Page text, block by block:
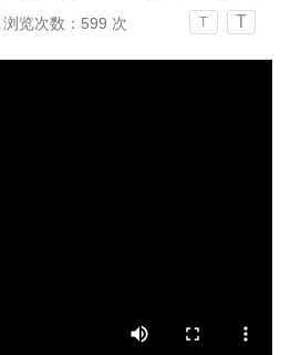
T T
浏览次数： 599 次